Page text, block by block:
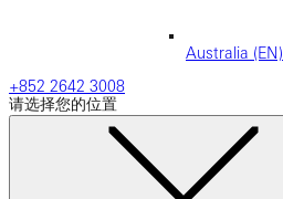
Australia (EN)
+852 2642 3008
请选择您的位置